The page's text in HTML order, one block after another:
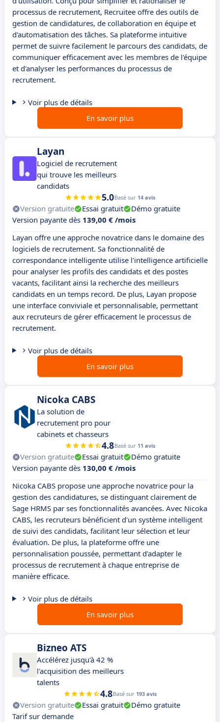
processus de recrutement, Recruitee offre des outils de
gestion de candidatures, de collaboration en équipe et
d'automatisation des tâches. Sa plateforme intuitive
permet de suivre facilement le parcours des candidats, de
communiquer efficacement avec les membres de l'équipe
et d'analyser les performances du processus de
recrutement.
Voir plus de détails
En savoir plus
Layan
Logiciel de recrutement
qui trouve les meilleurs
candidats
5.0Basé sur 14 avis
Version gratuite Essai gratuit
Démo gratuite
Version payante dès 139,00 € /mois
Layan offre une approche novatrice dans le domaine des
logiciels de recrutement. Sa fonctionnalité de
correspondance intelligente utilise l'intelligence artificielle
pour analyser les profils des candidats et des postes
vacants, facilitant ainsi la recherche des meilleurs
candidats en un temps record. De plus, Layan propose
une interface conviviale et personnalisable, permettant
aux recruteurs de gérer efficacement le processus de
recrutement.
Voir plus de détails
En savoir plus
Nicoka CABS
La solution de
recrutement pro pour
cabinets et chasseurs
4.8Basé sur 11 avis
Version gratuite Essai gratuit
Démo gratuite
Version payante dès 130,00 € /mois
Nicoka CABS propose une approche novatrice pour la
gestion des candidatures, se distinguant clairement de
Sage HRMS par ses fonctionnalités avancées. Avec Nicoka
CABS, les recruteurs bénéficient d'un système intelligent
de suivi des candidats, facilitant leur sélection et leur
évaluation. De plus, la plateforme offre une
personnalisation poussée, permettant d'adapter le
processus de recrutement à chaque entreprise de
manière efficace.
Voir plus de détails
En savoir plus
Bizneo ATS
Accélérez jusqu'à 42 %
l'acquisition des meilleurs
talents
4.8Basé sur 193 avis
Version gratuite Essai gratuit
Démo gratuite
Tarif sur demande